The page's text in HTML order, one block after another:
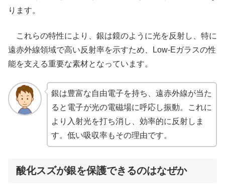
ります。
これらの特性により、銀は鏡のように光を反射し、特に
遠赤外線領域で高い反射率を示すため、Low-Eガラスの性
能を支える重要な素材となっています。
銀は豊富な自由電子を持ち、遠赤外線が当た
ると電子が光の電磁場に呼応し振動。これに
より入射光を打ち消し、効率的に反射しま
す。低い吸収率もその理由です。
酸化スズが銀を保護できるのはなぜか